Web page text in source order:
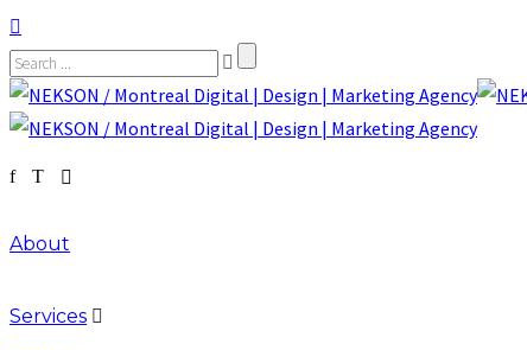
About
Services